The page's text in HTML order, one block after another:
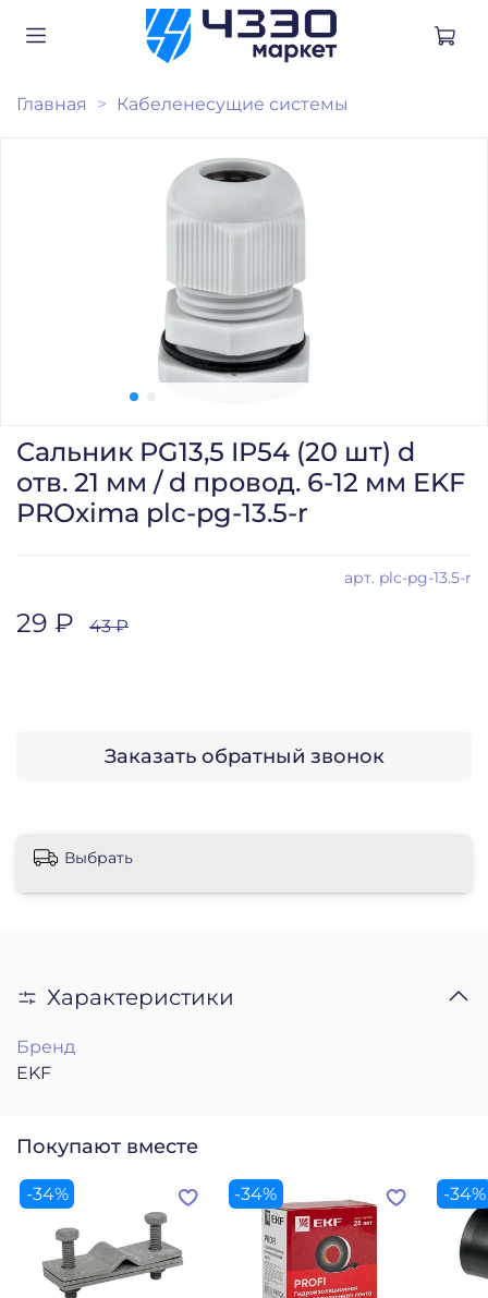
Главная Кабеленесущие системы
арт. plc-pg-13.5-r
Сальник PG13,5 IP54 (20 шт) d
отв. 21 мм / d провод. 6-12 мм EKF
PROxima plc-pg-13.5-r
29 ₽ 43 ₽
Заказать обратный звонок
Выбрать
Характеристики
Бренд
EKF
Покупают вместе
-34% -34% -34%